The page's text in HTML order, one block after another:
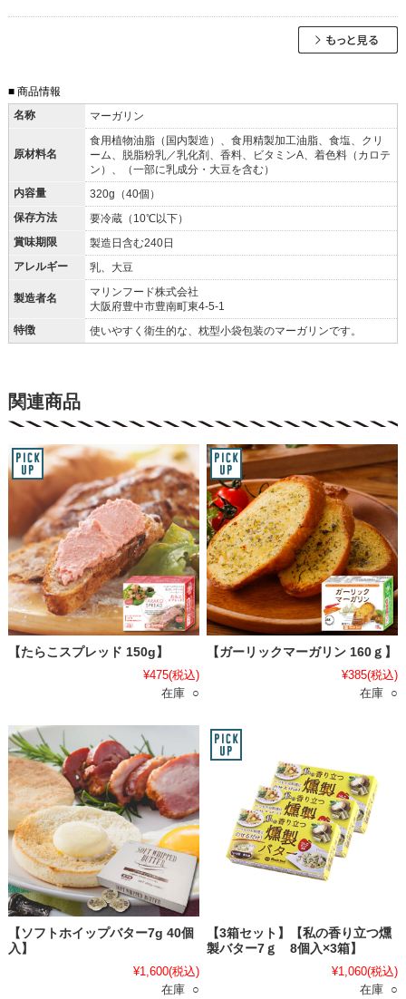
■ 商品情報
名称
マーガリン
原材料名
食用植物油脂（国内製造）、食用精製加工油脂、食塩、クリ
ーム、脱脂粉乳／乳化剤、香料、ビタミンA、着色料（カロテ
ン）、（一部に乳成分・大豆を含む）
内容量
320g（40個）
保存方法
要冷蔵（10℃以下）
賞味期限
製造日含む240日
アレルギー
乳、大豆
製造者名
マリンフード株式会社
大阪府豊中市豊南町東4-5-1
特徴
使いやすく衛生的な、枕型小袋包装のマーガリンです。
関連商品
【たらこスプレッド 150g】
¥475(税込)
在庫 ○
【ガーリックマーガリン 160ｇ】
¥385(税込)
在庫 ○
【ソフトホイップバター7g 40個
入】
¥1,600(税込)
在庫 ○
【3箱セット】【私の香り立つ燻
製バター7ｇ 8個入×3箱】
¥1,060(税込)
在庫 ○